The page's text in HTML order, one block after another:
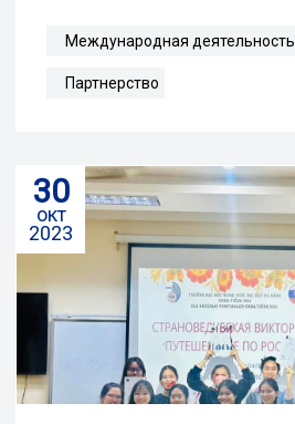
Международная деятельность
Партнерство
30
окт
2023